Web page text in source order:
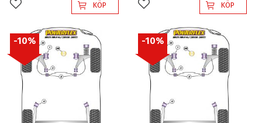
Lägg till i favoriterKÖP Lägg till i favoriterKÖP
10% 10%